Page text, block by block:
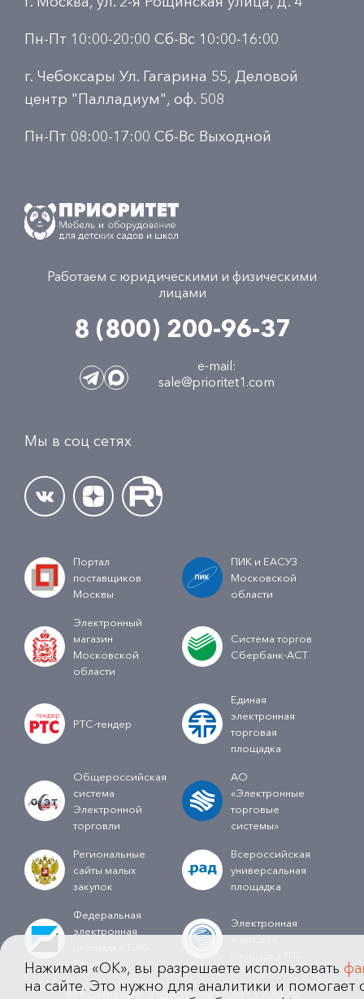
Пн-Пт 10:00-20:00 Сб-Вс 10:00-16:00
г. Чебоксары Ул. Гагарина 55, Деловой
центр "Палладиум", оф. 508
Пн-Пт 08:00-17:00 Сб-Вс Выходной
Работаем с юридическими и физическими
лицами
8 (800) 200-96-37
e-mail:
sale@prioritet1.com
Мы в соц сетях
Портал
поставщиков
Москвы
ПИК и ЕАСУЗ
Московской
области
Электронный
магазин
Московской
области
Система торгов
Сбербанк-АСТ
РТС-тендер
Единая
электронная
торговая
площадка
Общероссийская
система
Электронной
торговли
АО
«Электронные
торговые
системы»
Региональные
сайты малых
закупок
Всероссийская
универсальная
площадка
Федеральная
электронная
Торг
Электронная
торговая
© Компания "Приоритет" 2013 - 2026
Нажимая «OK», вы разрешаете использовать
на сайте. Это нужно для аналитики и помогает